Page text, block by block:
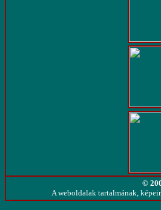
©
A weboldalak tartalmának,